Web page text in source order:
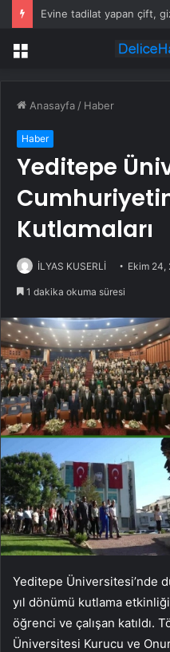
Menü
Anasayfa / Haber
Haber
Yeditepe
Cumhuriyetin
Kutlamaları
İLYAS KUSERLİ Ekim 24,
1 dakika okuma süresi
Yeditepe Üniversitesi’nde
yıl dönümü kutlama
öğrenci ve çalışan katıldı.
Üniversitesi Kurucu ve